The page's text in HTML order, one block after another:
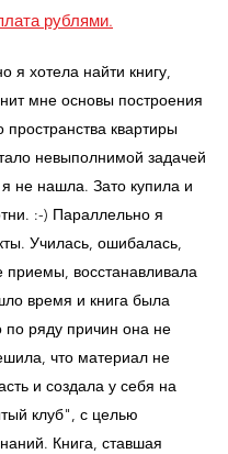
рублями.
я хотела найти книгу,
мне основы построения
пространства квартиры
невыполнимой задачей
я не нашла. Зато купила и
:-) Параллельно я
Училась, ошибалась,
приемы, восстанавливала
время и книга была
по ряду причин она не
что материал не
и создала у себя на
клуб", с целью
Книга, ставшая